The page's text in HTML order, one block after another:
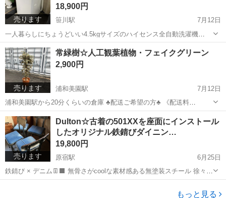
売ります
18,900円
笹川駅
7月12日
一人暮らしにちょうどいい4.5kgサイズのハイセンス全自動洗濯機
（HW-T45D） です！ 動作確認済み・分解清掃済みで、届いてすぐに
お使いいただけます🧼 ✅ おすすめポイント • 2020年製でまだまだ現
役！ • 4....
茨城 神栖市 笹川駅 生活家電 ハイセンス
売ります
常緑樹☆人工観葉植物・フェイクグリーン
2,900円
浦和美園駅
7月12日
浦和美園駅から20分くらいの倉庫 ♣︎配送ご希望の方♣︎ 《配送料
¥3900〜》詳細は下記 その他の地域の方はゴメンなさい(＞人＜;) ー・
ー・ー・ー 訳あり観葉植物 イミテーションの観葉植物なので世話は不
要です だ...
埼玉 さいたま市 浦和美園駅 家庭用品 観葉植物
売ります
Dulton☆古着の501XXを座面にインストール
したオリジナル鉄錆びダイニン…
19,800円
原宿駅
6月25日
鉄錆び × デニム👖⬛ 無骨さがcoolな素材感ある無塗装スチール 徐々に
進行していくサビも楽しむ イケオジ感あるダイニングチェアです😎 無
もっと見る